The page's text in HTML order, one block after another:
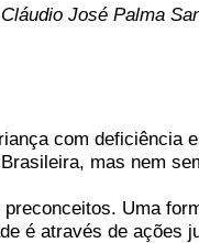
José Palma
com deficiência
mas nem
Uma
é através de ações